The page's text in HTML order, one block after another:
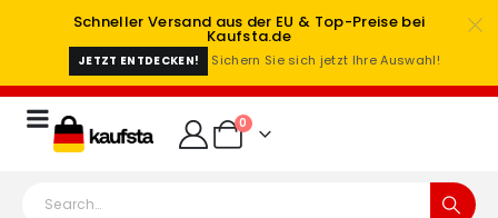
Schneller Versand aus der EU & Top-Preise bei
Kaufsta.de
JETZT ENTDECKEN! Sichern Sie sich jetzt Ihre Auswahl!
0